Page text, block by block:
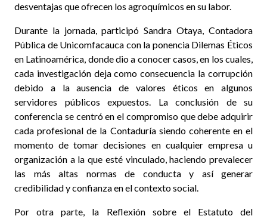
desventajas que ofrecen los agroquímicos en su labor.
Durante la jornada, participó Sandra Otaya, Contadora
Pública de Unicomfacauca con la ponencia Dilemas Éticos
en Latinoamérica, donde dio a conocer casos, en los cuales,
cada investigación deja como consecuencia la corrupción
debido a la ausencia de valores éticos en algunos
servidores públicos expuestos. La conclusión de su
conferencia se centró en el compromiso que debe adquirir
cada profesional de la Contaduría siendo coherente en el
momento de tomar decisiones en cualquier empresa u
organización a la que esté vinculado, haciendo prevalecer
las más altas normas de conducta y así generar
credibilidad y confianza en el contexto social.
Por otra parte, la Reflexión sobre el Estatuto del